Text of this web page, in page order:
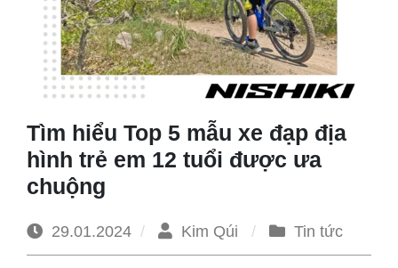
1965
Tìm hiểu Top 5 mẫu xe đạp địa
hình trẻ em 12 tuổi được ưa
chuộng
29.01.2024 Kim Qúi Tin tức